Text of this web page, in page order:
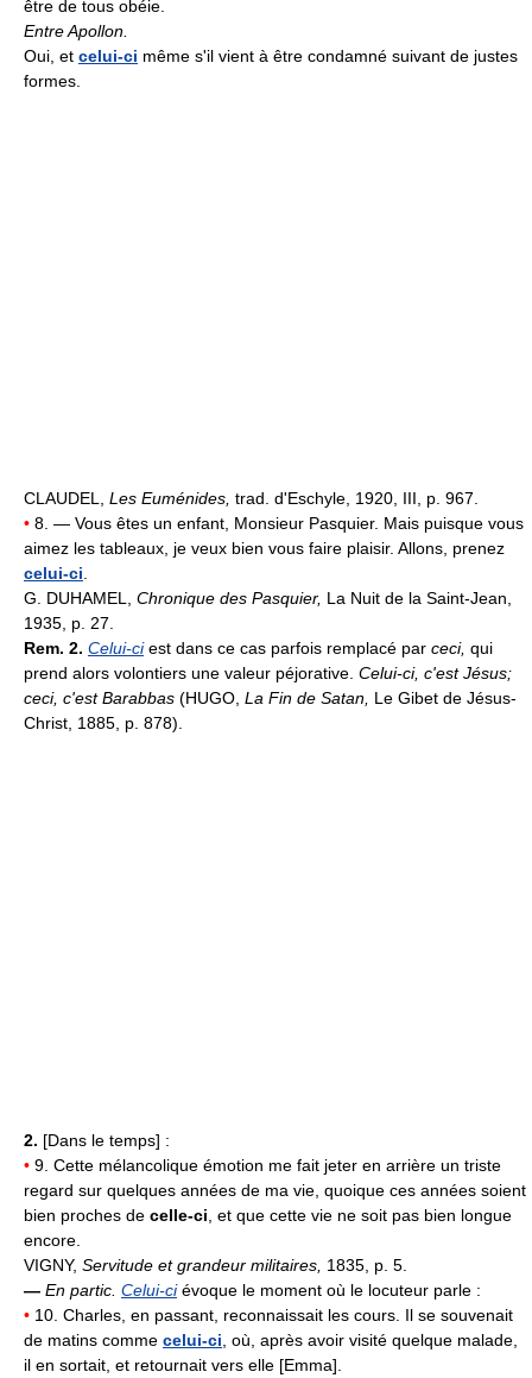
être de tous obéie.
Entre Apollon.
Oui, et celui-ci même s'il vient à être condamné suivant de justes
formes.
CLAUDEL, Les Euménides, trad. d'Eschyle, 1920, III, p. 967.
• 8. — Vous êtes un enfant, Monsieur Pasquier. Mais puisque vous
aimez les tableaux, je veux bien vous faire plaisir. Allons, prenez
celui-ci.
G. DUHAMEL, Chronique des Pasquier, La Nuit de la Saint-Jean,
1935, p. 27.
Rem. 2. Celui-ciest dans ce cas parfois remplacé par ceci, qui
prend alors volontiers une valeur péjorative. Celui-ci, c'est Jésus;
ceci, c'est Barabbas (HUGO, La Fin de Satan, Le Gibet de Jésus-
Christ, 1885, p. 878).
2. [Dans le temps] :
• 9. Cette mélancolique émotion me fait jeter en arrière un triste
regard sur quelques années de ma vie, quoique ces années soient
bien proches de celle-ci, et que cette vie ne soit pas bien longue
encore.
VIGNY, Servitude et grandeur militaires, 1835, p. 5.
— En partic. Celui-ciévoque le moment où le locuteur parle :
• 10. Charles, en passant, reconnaissait les cours. Il se souvenait
de matins comme celui-ci, où, après avoir visité quelque malade,
il en sortait, et retournait vers elle [Emma].